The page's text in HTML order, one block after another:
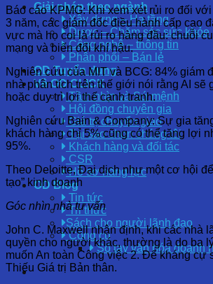
Giải pháp theo ngành
Xây dựng – Hạ tầng
Dược – Chăm sóc sức khỏe
Công nghệ – thông tin
Phân phối – Bán lẻ
OD Tuyển dụng
Về OD CLICK
Tầm nhìn và Sứ mệnh
Hội đồng chuyên gia
Giá trị chuyển giao
Tại sao chọn chúng tôi
Khách hàng và đối tác
CSR
Hồ sơ năng lực
OD Blog
Tin tức
Tri thức
Sách cho người lãnh đạo
Công cụ
Sổ tay văn hóa doanh
Báo cáo KPMG: Khi xem xét rủi ro đối
3 năm, các giám đốc điều hành cấp cao
vực mà họ coi là rủi ro hàng đầu: chuỗi
mạng và biến đổi khí hậu.
Nghiên cứu của MIT và BCG: 84% giám
nhà phân tích trên thế giới nói rằng AI sẽ
hoặc duy trì lợi thế cạnh tranh.
Nghiên cứu Bain & Company: Sự gia
khách hàng chỉ 5% cũng có thể tăng lợi
95%.
Theo Deloitte, Đại dịch như một cơ hội
tạo” kinh doanh
Góc nhìn nhà tư vấn
John C. Maxwell nhận định, khi các nhà
quyền cho người khác, thường là do ba
muốn An toàn Công việc 2. Để kháng cự
Thiếu Giá trị Bản thân.